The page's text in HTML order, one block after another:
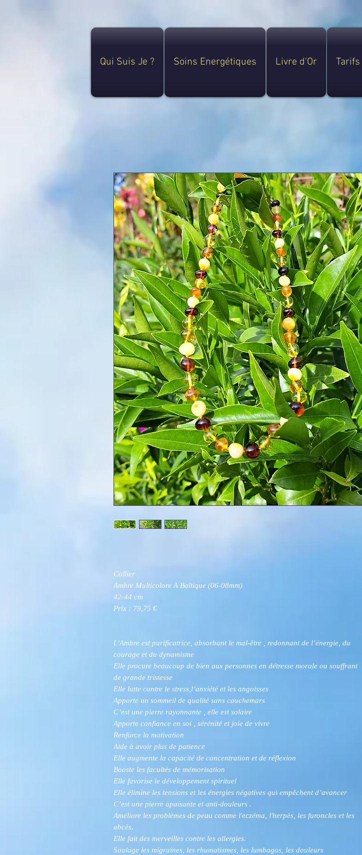
Qui Suis Je ? Soins Energétiques Livre d'Or Tarifs
Collier
Ambre Multicolore A Baltique (06-08mm)
42-44 cm
Prix : 79,75 €
L’Ambre est purificatrice, absorbant le mal-être , redonnant de l’énergie, du
courage et du dynamisme
Elle procure beaucoup de bien aux personnes en détresse morale ou souffrant
de grande tristesse
Elle lutte contre le stress,l’anxiété et les angoisses
Apporte un sommeil de qualité sans cauchemars
C’est une pierre rayonnante , elle est solaire
Apporte confiance en soi , sérénité et joie de vivre
Renforce la motivation
Aide à avoir plus de patience
Elle augmente la capacité de concentration et de réflexion
Booste les facultés de mémorisation
Elle favorise le développement spirituel
Elle élimine les tensions et les énergies négatives qui empêchent d’avancer
C’est une pierre apaisante et anti-douleurs .
Améliore les problèmes de peau comme l'eczéma, l'herpès, les furoncles et les
abcès.
Elle fait des merveilles contre les allergies.
Soulage les migraines, les rhumatismes, les lumbagos, les douleurs